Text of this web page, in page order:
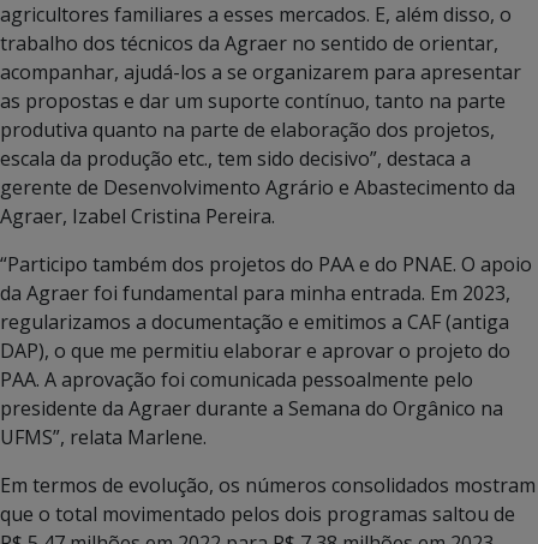
agricultores familiares a esses mercados. E, além disso, o
trabalho dos técnicos da Agraer no sentido de orientar,
acompanhar, ajudá-los a se organizarem para apresentar
as propostas e dar um suporte contínuo, tanto na parte
produtiva quanto na parte de elaboração dos projetos,
escala da produção etc., tem sido decisivo”, destaca a
gerente de Desenvolvimento Agrário e Abastecimento da
Agraer, Izabel Cristina Pereira.
“Participo também dos projetos do PAA e do PNAE. O apoio
da Agraer foi fundamental para minha entrada. Em 2023,
regularizamos a documentação e emitimos a CAF (antiga
DAP), o que me permitiu elaborar e aprovar o projeto do
PAA. A aprovação foi comunicada pessoalmente pelo
presidente da Agraer durante a Semana do Orgânico na
UFMS”, relata Marlene.
Em termos de evolução, os números consolidados mostram
que o total movimentado pelos dois programas saltou de